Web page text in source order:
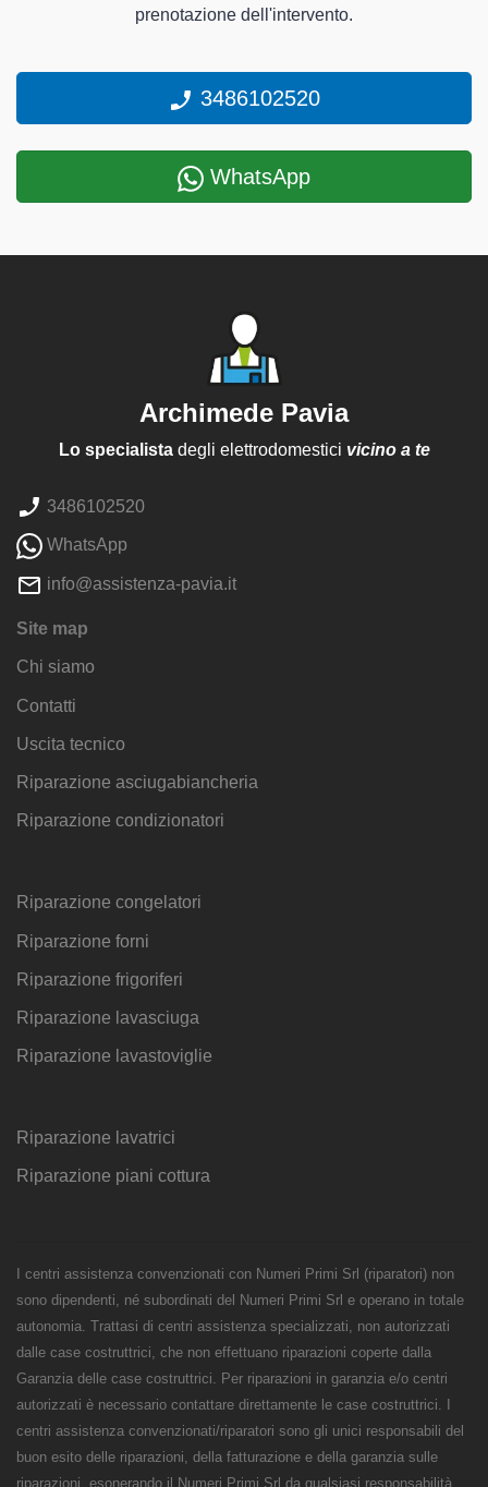
prenotazione dell'intervento.
3486102520
WhatsApp
Archimede Pavia
Lo specialistadegli elettrodomestici vicino a te
3486102520
WhatsApp
info@assistenza-pavia.it
Site map
Chi siamo
Contatti
Uscita tecnico
Riparazione asciugabiancheria
Riparazione condizionatori
Riparazione congelatori
Riparazione forni
Riparazione frigoriferi
Riparazione lavasciuga
Riparazione lavastoviglie
Riparazione lavatrici
Riparazione piani cottura
I centri assistenza convenzionati con Numeri Primi Srl (riparatori) non
sono dipendenti, né subordinati del Numeri Primi Srl e operano in totale
autonomia. Trattasi di centri assistenza specializzati, non autorizzati
dalle case costruttrici, che non effettuano riparazioni coperte dalla
Garanzia delle case costruttrici. Per riparazioni in garanzia e/o centri
autorizzati è necessario contattare direttamente le case costruttrici. I
centri assistenza convenzionati/riparatori sono gli unici responsabili del
buon esito delle riparazioni, della fatturazione e della garanzia sulle
riparazioni, esonerando il Numeri Primi Srl da qualsiasi responsabilità